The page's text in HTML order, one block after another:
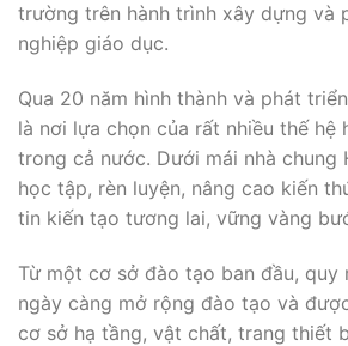
trường trên hành trình xây dựng và
nghiệp giáo dục.
Qua 20 năm hình thành và phát
là nơi lựa chọn của rất nhiều thế hệ
trong cả nước. Dưới mái nhà chung
học tập, rèn luyện, nâng cao kiến
tin kiến tạo tương lai, vững vàng
Từ một cơ sở đào tạo ban đầu, quy
ngày càng mở rộng đào tạo và
cơ sở hạ tầng, vật chất, trang thiết